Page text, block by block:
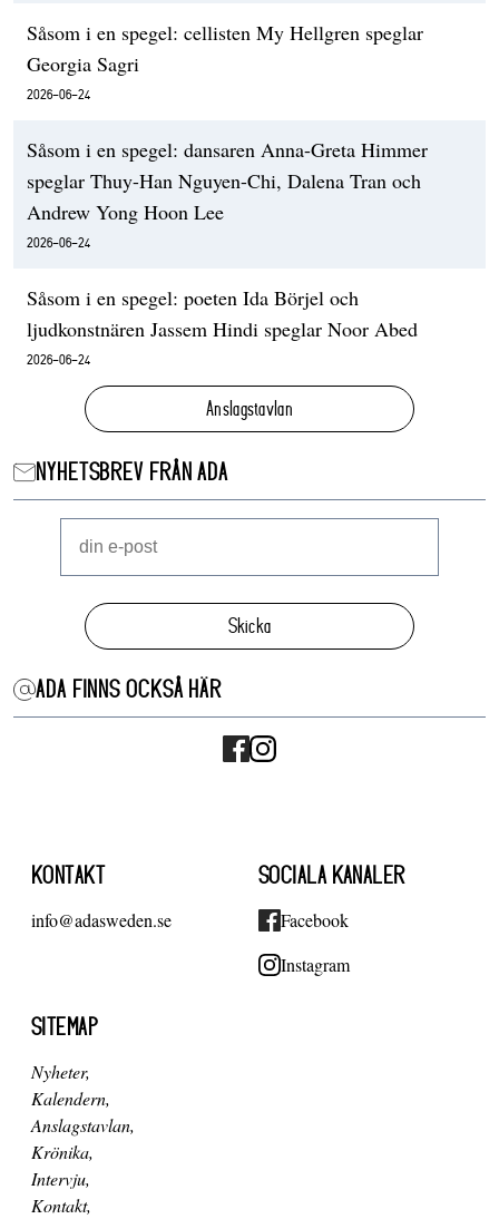
Såsom i en spegel: cellisten My Hellgren speglar
Georgia Sagri
2026-06-24
Såsom i en spegel: dansaren Anna-Greta Himmer
speglar Thuy-Han Nguyen-Chi, Dalena Tran och
Andrew Yong Hoon Lee
2026-06-24
Såsom i en spegel: poeten Ida Börjel och
ljudkonstnären Jassem Hindi speglar Noor Abed
2026-06-24
Anslagstavlan
NYHETSBREV FRÅN ADA
Skicka
ADA FINNS OCKSÅ HÄR
KONTAKT
info@adasweden.se
SOCIALA KANALER
Facebook
Instagram
SITEMAP
Nyheter
Kalendern
Anslagstavlan
Krönika
Intervju
Kontakt